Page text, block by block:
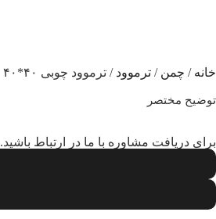
خانه / چمن / ترموود / ترموود چوبی ۴۰*۴۰
توضیح مختصر
برای دریافت مشاوره با ما در ارتباط باشید.